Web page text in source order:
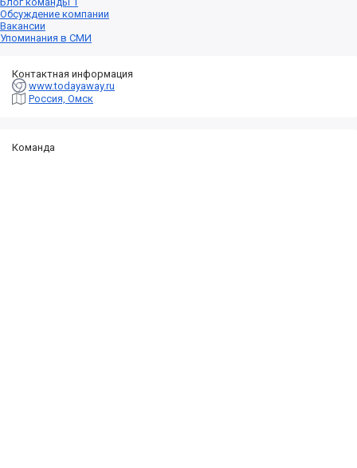
Обсуждение компании
Вакансии
Упоминания в СМИ
Контактная информация
www.todayaway.ru
Россия, Омск
Команда